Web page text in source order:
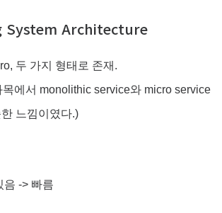
System Architecture
두 가지 형태로 존재.
목에서 monolithic service와 micro service
느낌이였다.)
음 -> 빠름